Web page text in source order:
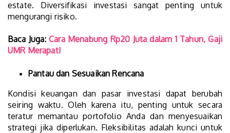
estate. Diversifikasi investasi sangat penting untuk
mengurangi risiko.
Baca Juga:Cara Menabung Rp20 Juta dalam 1 Tahun, Gaji
UMR Merapat!
Pantau dan Sesuaikan Rencana
Kondisi keuangan dan pasar investasi dapat berubah
seiring waktu. Oleh karena itu, penting untuk secara
teratur memantau portofolio Anda dan menyesuaikan
strategi jika diperlukan. Fleksibilitas adalah kunci untuk